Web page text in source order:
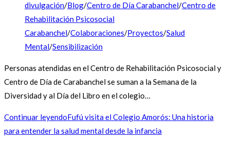
divulgación/Blog/Centro de Día Carabanchel/Centro de
Rehabilitación Psicosocial
Carabanchel/Colaboraciones/Proyectos/Salud
Mental/Sensibilización
Personas atendidas en el Centro de Rehabilitación Psicosocial y
Centro de Día de Carabanchel se suman a la Semana de la
Diversidad y al Día del Libro en el colegio…
Continuar leyendoFufú visita el Colegio Amorós: Una historia
para entender la salud mental desde la infancia